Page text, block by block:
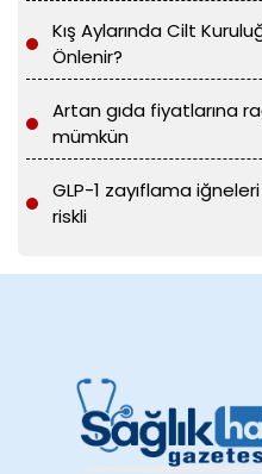
Kış Aylarında Cilt
Önlenir?
Artan gıda fiyatlarına
mümkün
GLP-1 zayıflama
riskli